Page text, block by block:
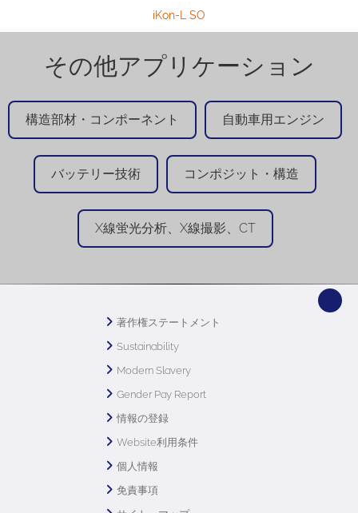
iKon-L SO
その他アプリケーション
構造部材・コンポーネント 自動車用エンジン
バッテリー技術 コンポジット・構造
X線蛍光分析、X線撮影、CT
著作権ステートメント
Sustainability
Modern Slavery
Gender Pay Report
情報の登録
Website利用条件
個人情報
免責事項